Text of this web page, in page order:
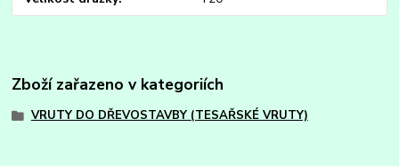
Zboží zařazeno v kategoriích
VRUTY DO DŘEVOSTAVBY (TESAŘSKÉ VRUTY)